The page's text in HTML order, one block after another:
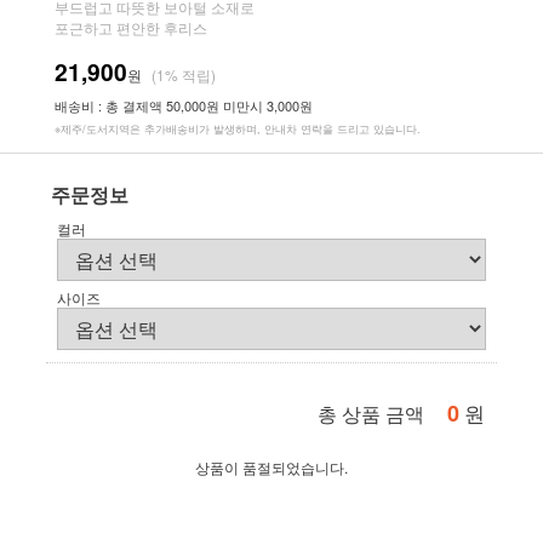
부드럽고 따뜻한 보아털 소재로
포근하고 편안한 후리스
21,900원 (1% 적립)
배송비 : 총 결제액 50,000원 미만시 3,000원
※제주/도서지역은 추가배송비가 발생하며, 안내차 연락을 드리고 있습니다.
주문정보
컬러
사이즈
총 상품 금액 0 원
상품이 품절되었습니다.